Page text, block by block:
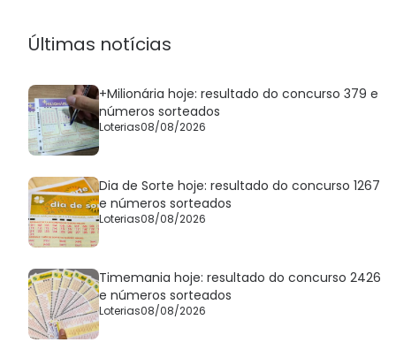
Últimas notícias
+Milionária hoje: resultado do concurso 379 e
números sorteados
Loterias08/08/2026
Dia de Sorte hoje: resultado do concurso 1267
e números sorteados
Loterias08/08/2026
Timemania hoje: resultado do concurso 2426
e números sorteados
Loterias08/08/2026